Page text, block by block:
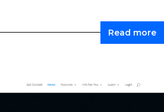
Read more